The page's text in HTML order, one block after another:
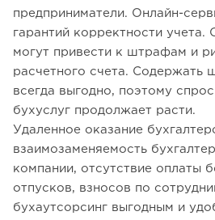
предприниматели. Онлайн-
гарантий корректности
могут привести к штрафам и
расчетного счета. Содержать
всегда выгодно, поэтому
бухуслуг продолжает расти.
Удаленное оказание
взаимозаменяемость
компании, отсутствие оплаты
отпусков, взносов по
бухаутсорсинг выгодным и